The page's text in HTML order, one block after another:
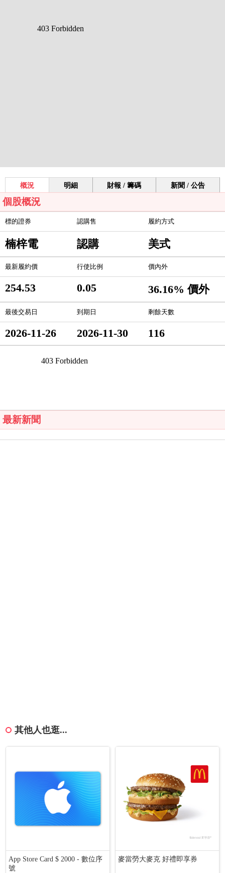
概況 明細 財報 / 籌碼 新聞 / 公告
個股概況
標的證券 認購售 履約方式
楠梓電 認購 美式
最新履約價 行使比例 價內外
254.53 0.05 36.16% 價外
最後交易日 到期日 剩餘天數
2026-11-26 2026-11-30 116
最新新聞
其他人也逛...
App Store Card $ 2000 - 數位序
號
麥當勞大麥克 好禮即享券